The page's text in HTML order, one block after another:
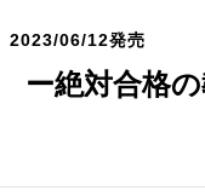
2023/06/12発売
ー絶対合格